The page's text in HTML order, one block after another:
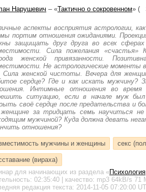
Нарушевич – «Тактично о сокровенном» (
аспекты восприятия астрологии,
портим отношения ожиданиями.
защищать друг друга во всех сферах
Сила пожелания «счастья»
женской привязанности.
Не астрологические моменты
женской чистоты. Вечера для
сердце? Где и как искать мужчину?
Интимные отношения во время
ситуацию, если в начале муж
своё сердце после предательства и
за тридцать семь научиться
мужчиной? Куда должна девать
отношения?
мужчины и женщины секс
(вираха)
для начинающих из раздела «Психология
02:35:40 | качество: mp3 64kB/s 71
редакция текста: 2014-11-05 07:20:00